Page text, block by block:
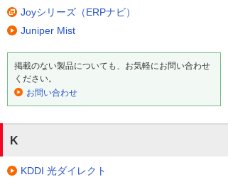
Joyシリーズ（ERPナビ）
Juniper Mist
掲載のない製品についても、お気軽にお問い合わせ
ください。
お問い合わせ
K
KDDI 光ダイレクト